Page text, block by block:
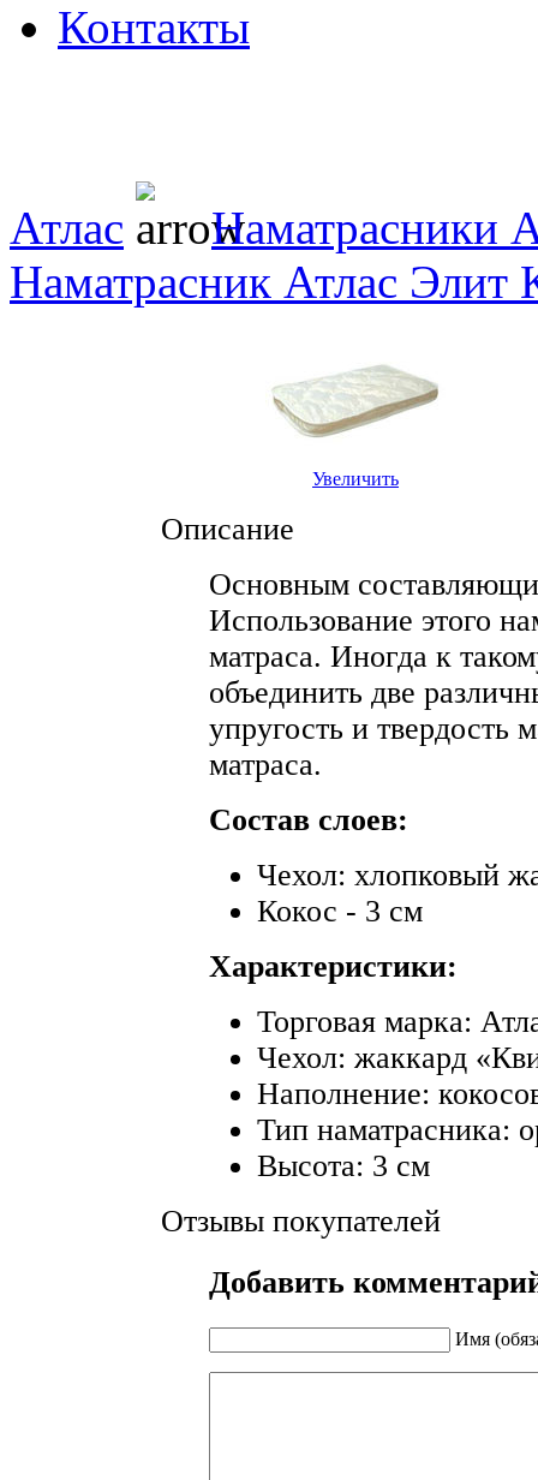
Контакты
Атлас
Наматрасники
Наматрасник Атлас Элит
Увеличить
Описание
Основным
Использование этого
матраса. Иногда к
объединить две
упругость и твердость
матраса.
Состав слоев:
Чехол: хлопковый
Кокос - 3 см
Характеристики:
Торговая марка:
Чехол: жаккард
Наполнение:
Тип наматрасника:
Высота: 3 см
Отзывы покупателей
Добавить
Имя